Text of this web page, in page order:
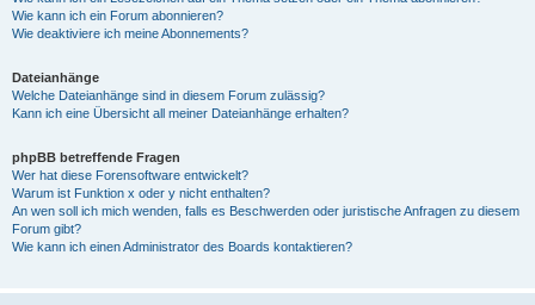
Wie kann ich ein Forum abonnieren?
Wie deaktiviere ich meine Abonnements?
Dateianhänge
Welche Dateianhänge sind in diesem Forum zulässig?
Kann ich eine Übersicht all meiner Dateianhänge erhalten?
phpBB betreffende Fragen
Wer hat diese Forensoftware entwickelt?
Warum ist Funktion x oder y nicht enthalten?
An wen soll ich mich wenden, falls es Beschwerden oder juristische Anfragen zu diesem
Forum gibt?
Wie kann ich einen Administrator des Boards kontaktieren?